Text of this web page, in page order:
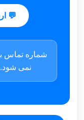
💬
شماره تماس
نمی شود.